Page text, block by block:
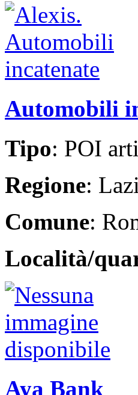
Automobili
Tipo: POI
Regione:
Comune:
Località/
Aya Bank